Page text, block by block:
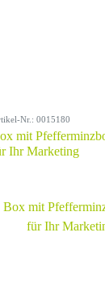
Nr.: 0015180
mit
Ihr Marketing